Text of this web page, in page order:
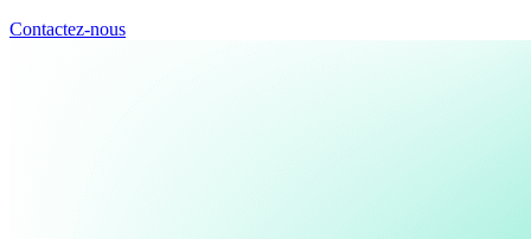
Contactez-nous